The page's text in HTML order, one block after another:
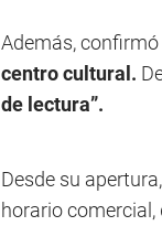
Además, confirmó
centro cultural.
de lectura”.
Desde su
horario comercial,